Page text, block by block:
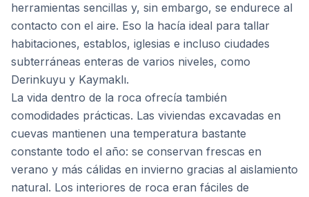
herramientas sencillas y, sin embargo, se endurece al
contacto con el aire. Eso la hacía ideal para tallar
habitaciones, establos, iglesias e incluso ciudades
subterráneas enteras de varios niveles, como
Derinkuyu y Kaymaklı.
La vida dentro de la roca ofrecía también
comodidades prácticas. Las viviendas excavadas en
cuevas mantienen una temperatura bastante
constante todo el año: se conservan frescas en
verano y más cálidas en invierno gracias al aislamiento
natural. Los interiores de roca eran fáciles de